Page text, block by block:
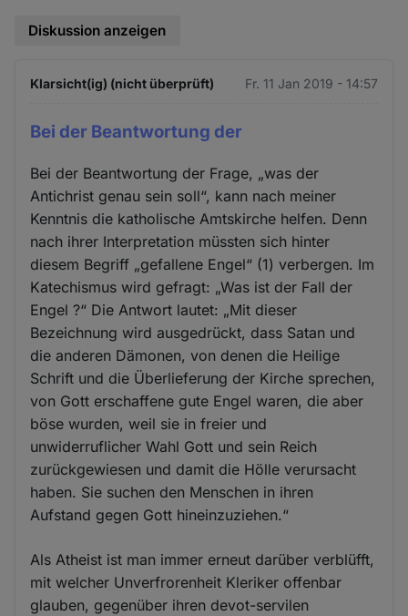
Diskussion anzeigen
Klarsicht(ig) (nicht überprüft) Fr. 11 Jan 2019 - 14:57
Bei der Beantwortung der
Bei der Beantwortung der Frage, „was der
Antichrist genau sein soll“, kann nach meiner
Kenntnis die katholische Amtskirche helfen. Denn
nach ihrer Interpretation müssten sich hinter
diesem Begriff „gefallene Engel“ (1) verbergen. Im
Katechismus wird gefragt: „Was ist der Fall der
Engel ?“ Die Antwort lautet: „Mit dieser
Bezeichnung wird ausgedrückt, dass Satan und
die anderen Dämonen, von denen die Heilige
Schrift und die Überlieferung der Kirche sprechen,
von Gott erschaffene gute Engel waren, die aber
böse wurden, weil sie in freier und
unwiderruflicher Wahl Gott und sein Reich
zurückgewiesen und damit die Hölle verursacht
haben. Sie suchen den Menschen in ihren
Aufstand gegen Gott hineinzuziehen.“
Als Atheist ist man immer erneut darüber verblüfft,
mit welcher Unverfrorenheit Kleriker offenbar
glauben, gegenüber ihren devot-servilen